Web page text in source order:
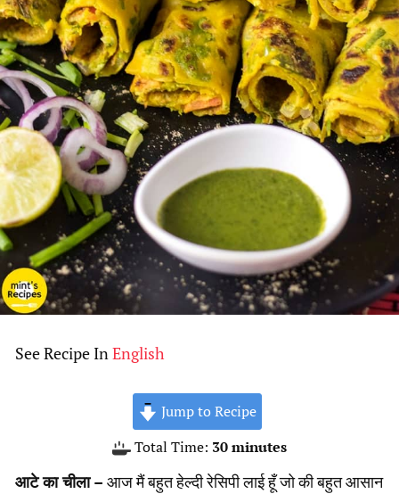
See Recipe InEnglish
Jump to Recipe
Total Time: 30minutes
minutes
आटे का चीला – आज मैं बहुत हेल्दी रेसिपी लाई हूँ जो की बहुत आसान